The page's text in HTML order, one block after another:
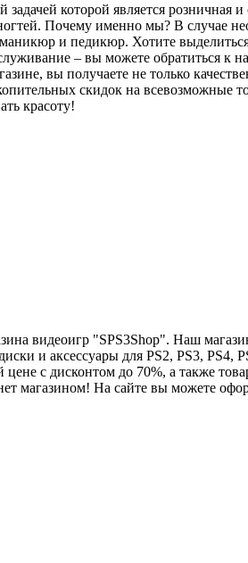
задачей которой является
Почему именно мы? В случае
и педикюр. Хотите
– вы можете обратиться
вы получаете не только
скидок на всевозможные
красоту!
видеоигр "SPS3Shop". Наш
и аксессуары для PS2, PS3,
с дисконтом до 70%, а также
магазином! На сайте вы можете